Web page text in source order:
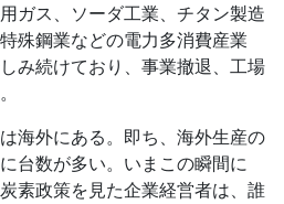
ガス、ソーダ工業、チタン製造
殊鋼業などの電力多消費産業
み続けており、事業撤退、工場
海外にある。即ち、海外生産の
台数が多い。いまこの瞬間に
素政策を見た企業経営者は、誰